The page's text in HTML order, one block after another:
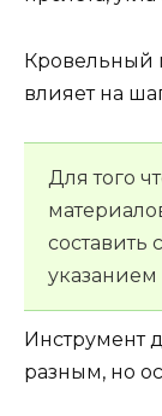
Кровельный
влияет на
Для того
составить
указанием
Инструмент
разным, но